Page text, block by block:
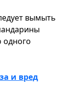
вымыть
одного
и вред